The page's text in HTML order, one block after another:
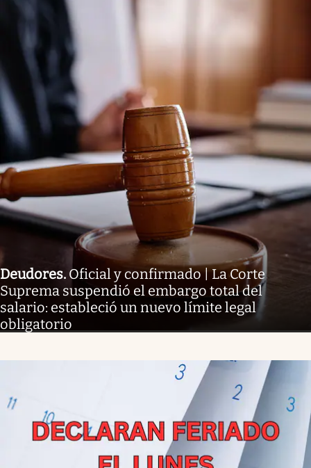
Deudores. Oficial y confirmado | La Corte
Suprema suspendió el embargo total del
salario: estableció un nuevo límite legal
obligatorio